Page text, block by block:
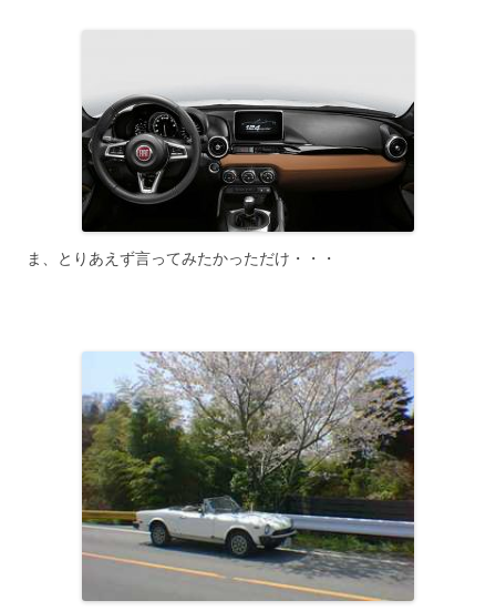
ま、とりあえず言ってみたかっただけ・・・